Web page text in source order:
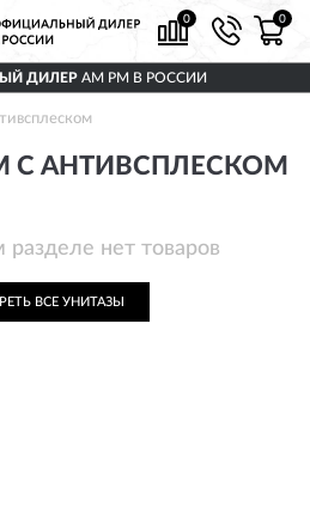
0 0
ДИЛЕР AM PM В РОССИИ
С АНТИВСПЛЕСКОМ
разделе нет товаров
ВСЕ УНИТАЗЫ